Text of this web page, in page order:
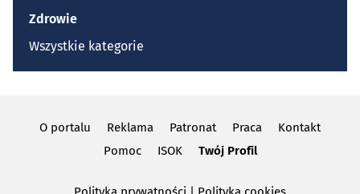
Zdrowie
Wszystkie kategorie
O portalu Reklama Patronat Praca
Kontakt
Pomoc
ISOK Twój Profil